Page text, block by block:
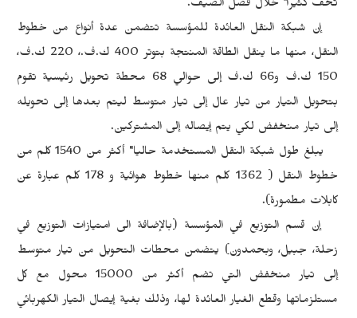
تخف كثيرا" خلال فصل الصيف.
إن شبكة النقل العائدة للمؤسسة تتضمن عدة أنواع من خطوط
النقل، منها ما ينقل الطاقة المنتجة بتوتر 400 ك.ف.، 220 ك.ف،
150 ك.ف و66 ك.ف إلى حوالي 68 محطة تحويل رئيسية تقوم
بتحويل التيار من تيار عال إلى تيار متوسط ليتم بعدها إلى تحويله
إلى تيار منخفض لكي يتم إيصاله إلى المشتركين.
يبلغ طول شبكة النقل المستخدمة حاليا" أكثر من 1540 كلم من
خطوط النقل ( 1362 كلم منها خطوط هوائية و 178 كلم عبارة عن
كابلات مطمورة).
إن قسم التوزيع في المؤسسة (بالإضافة الى امتيازات التوزيع في
زحلة، جبيل، وبحمدون) يتضمن محطات التحويل من تيار متوسط
إلى تيار منخفض التي تضم أكثر من 15000 محول مع كل
مستلزماتها وقطع الغيار العائدة لها، وذلك بغية إيصال التيار الكهربائي